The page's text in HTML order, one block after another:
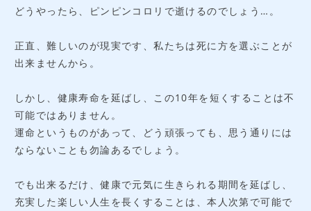
どうやったら、ピンピンコロリで逝けるのでしょう…。
正直、難しいのが現実です、私たちは死に方を選ぶことが
出来ませんから。
しかし、健康寿命を延ばし、この10年を短くすることは不
可能ではありません。
運命というものがあって、どう頑張っても、思う通りには
ならないことも勿論あるでしょう。
でも出来るだけ、健康で元気に生きられる期間を延ばし、
充実した楽しい人生を長くすることは、本人次第で可能で